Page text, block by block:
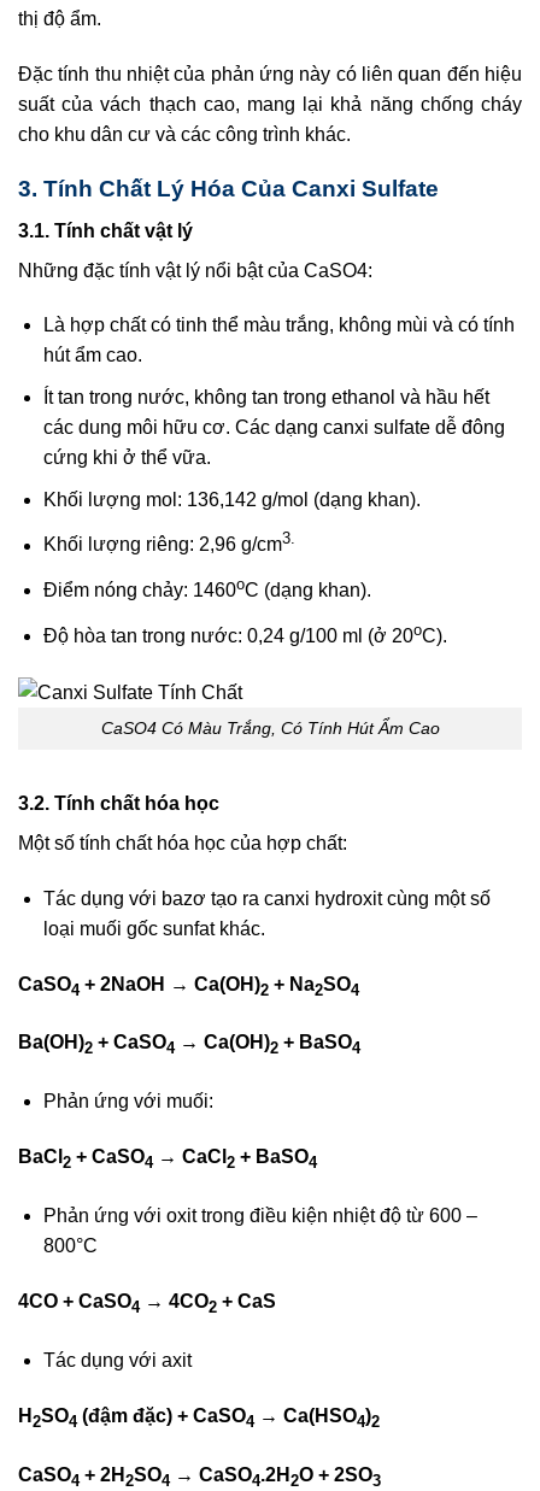
thị độ ẩm.
Đặc tính thu nhiệt của phản ứng này có liên quan đến hiệu
suất của vách thạch cao, mang lại khả năng chống cháy
cho khu dân cư và các công trình khác.
3. Tính Chất Lý Hóa Của Canxi Sulfate
3.1. Tính chất vật lý
Những đặc tính vật lý nổi bật của CaSO4:
Là hợp chất có tinh thể màu trắng, không mùi và có tính
hút ẩm cao.
Ít tan trong nước, không tan trong ethanol và hầu hết
các dung môi hữu cơ. Các dạng canxi sulfate dễ đông
cứng khi ở thể vữa.
Khối lượng mol: 136,142 g/mol (dạng khan).
Khối lượng riêng: 2,96 g/cm3.
Điểm nóng chảy: 1460oC (dạng khan).
Độ hòa tan trong nước: 0,24 g/100 ml (ở 20oC).
CaSO4 Có Màu Trắng, Có Tính Hút Ẩm Cao
3.2. Tính chất hóa học
Một số tính chất hóa học của hợp chất:
Tác dụng với bazơ tạo ra canxi hydroxit cùng một số
loại muối gốc sunfat khác.
CaSO4 + 2NaOH → Ca(OH)2 + Na2SO4
Ba(OH)2 + CaSO4 → Ca(OH)2 + BaSO4
Phản ứng với muối:
BaCl 2 + CaSO4 → CaCl 2 + BaSO4
Phản ứng với oxit trong điều kiện nhiệt độ từ 600 –
800°C
4CO + CaSO4 → 4CO2 + CaS
Tác dụng với axit
H 2SO4 (đậm đặc) + CaSO4 → Ca(HSO4)2
CaSO4 + 2H 2SO4 → CaSO4.2H 2O + 2SO3